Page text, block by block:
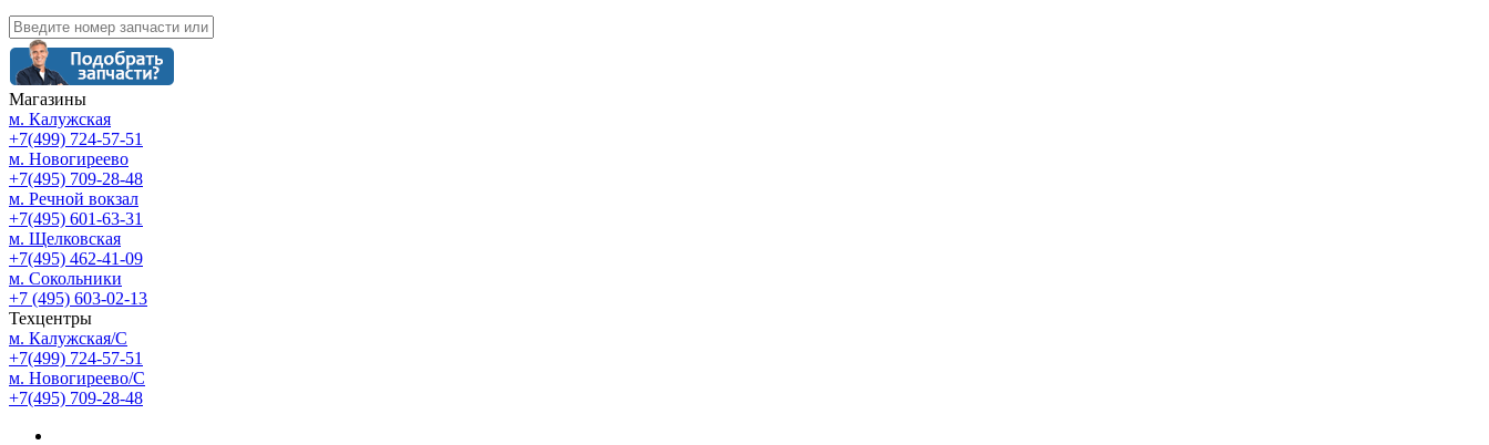
Магазины
м. Калужская
+7(499) 724-57-51
м. Новогиреево
+7(495) 709-28-48
м. Речной вокзал
+7(495) 601-63-31
м. Щелковская
+7(495) 462-41-09
м. Сокольники
+7 (495) 603-02-13
Техцентры
м. Калужская/С
+7(499) 724-57-51
м. Новогиреево/С
+7(495) 709-28-48